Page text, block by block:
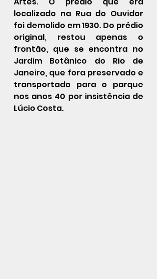
localizado na Rua do Ouvidor
foi demolido em 1930. Do prédio
original, restou apenas o
frontão, que se encontra no
Jardim Botânico do Rio de
Janeiro, que fora preservado e
transportado para o parque
nos anos 40 por insistência de
Lúcio Costa.